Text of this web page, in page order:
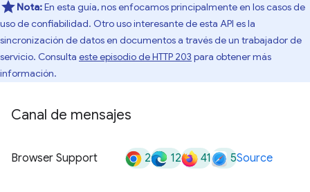
Nota:En esta guía, nos enfocamos principalmente en los casos de
uso de confiabilidad. Otro uso interesante de esta API es la
sincronización de datos en documentos a través de un trabajador de
servicio. Consulta este episodio de HTTP 203 para obtener más
información.
Canal de mensajes
Browser Support 2 12 41 5Source